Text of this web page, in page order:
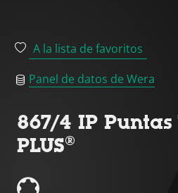
A la lista de favoritos
Panel de datos de Wera
867/4 IP Puntas
PLUS®